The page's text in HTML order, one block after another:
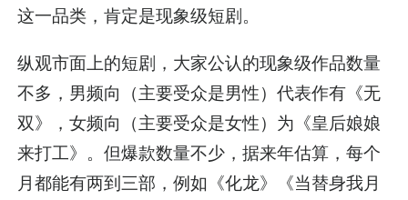
这一品类，肯定是现象级短剧。
纵观市面上的短剧，大家公认的现象级作品数量
不多，男频向（主要受众是男性）代表作有《无
双》，女频向（主要受众是女性）为《皇后娘娘
来打工》。但爆款数量不少，据来年估算，每个
月都能有两到三部，例如《化龙》《当替身我月